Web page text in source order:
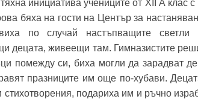
инициатива учениците от ХII А клас
бяха на гости на Център за
по случай настъпващите
децата, живеещи там. Гимназистите
помежду си, биха могли да зарадват
празниците им още по-хубави.
стихотворения, подариха им и ръчно